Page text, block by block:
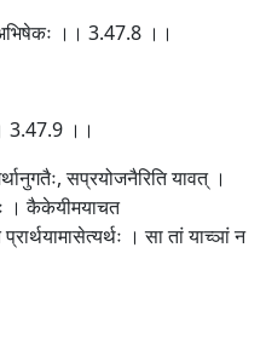
अभिषेकः ।। 3.47.8 ।।
3.47.9 ।।
सप्रयोजनैरिति यावत् ।
। कैकेयीमयाचत
। सा तां याच्ञां न